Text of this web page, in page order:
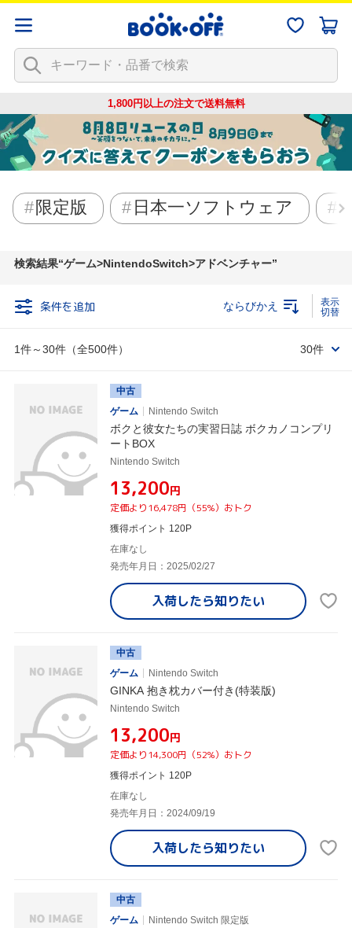
1,800円以上の注文で送料無料
限定版 日本一ソフトウェア
検索結果 ゲーム>NintendoSwitch>アドベンチャー
条件を追加
1件～30件（全500件）
ならびかえ
30件
中古
ゲーム
Nintendo Switch
ボクと彼女たちの実習日誌 ボクカノコンプリ
ートBOX
Nintendo Switch
¥13,200円
定価より16,478円（55%）おトク
獲得ポイント 120P
在庫なし
発売年月日：2025/02/27
入荷したら知りたい
中古
ゲーム
Nintendo Switch
GINKA 抱き枕カバー付き(特装版)
Nintendo Switch
¥13,200円
定価より14,300円（52%）おトク
獲得ポイント 120P
在庫なし
発売年月日：2024/09/19
入荷したら知りたい
中古
ゲーム
Nintendo Switch 限定版